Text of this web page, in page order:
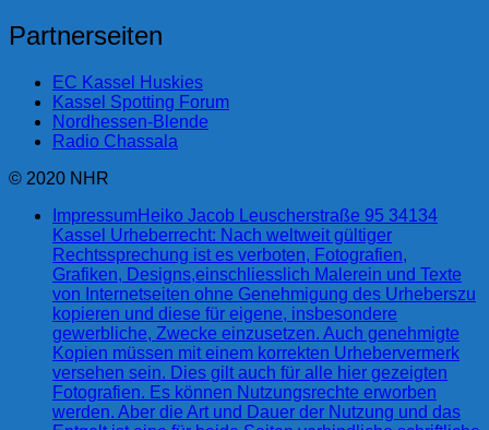
Partnerseiten
EC Kassel Huskies
Kassel Spotting Forum
Nordhessen-Blende
Radio Chassala
© 2020 NHR
ImpressumHeiko Jacob Leuscherstraße 95 34134
Kassel Urheberrecht: Nach weltweit gültiger
Rechtssprechung ist es verboten, Fotografien,
Grafiken, Designs,einschliesslich Malerein und Texte
von Internetseiten ohne Genehmigung des Urheberszu
kopieren und diese für eigene, insbesondere
gewerbliche, Zwecke einzusetzen. Auch genehmigte
Kopien müssen mit einem korrekten Urhebervermerk
versehen sein. Dies gilt auch für alle hier gezeigten
Fotografien. Es können Nutzungsrechte erworben
werden. Aber die Art und Dauer der Nutzung und das